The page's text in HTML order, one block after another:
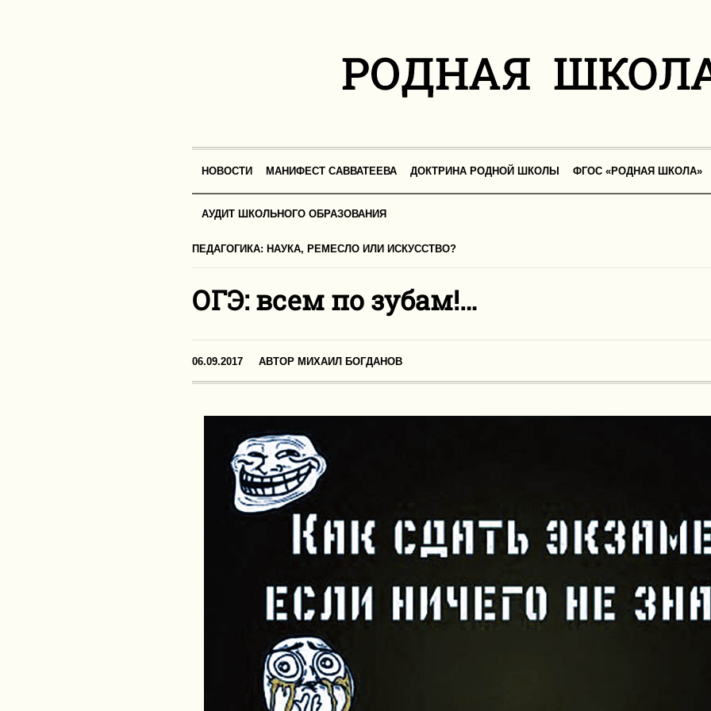
НОВОСТИ МАНИФЕСТ САВВАТЕЕВА ДОКТРИНА РОДНОЙ ШКОЛЫ ФГОС «РОДНАЯ ШКОЛА»
АУДИТ ШКОЛЬНОГО ОБРАЗОВАНИЯ
ПЕДАГОГИКА: НАУКА, РЕМЕСЛО ИЛИ ИСКУССТВО?
ОГЭ: всем по зубам!…
06.09.2017 АВТОР МИХАИЛ БОГДАНОВ